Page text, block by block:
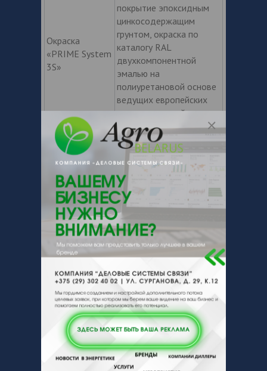
Окраска
«PRIME System
3S»
покрытие эпоксидным
цинкосодержащим
грунтом, окраска по
каталогу RAL
двухкомпонентной
эмалью на
полиуретановой основе
ведущих европейских
производителей
толщиной 120-250
микрон
* Указан проектный вес изделия,
фактический вес может незначительно
отличаться.
Дополнительные опции:
Установка механизма подъема
передней оси на оси BPW/SAF;
Оси BPW ECO-PLUS 2 (3-x осный
агрегат с дисковыми тормозами);
Оси SAF INTRA (3-x осный агрегат с
дисковыми тормозами);
Добавление 1 отсека к
стандартной комплектации (включая
стандартную запорную арматуру);
Установка расширительного шкафа